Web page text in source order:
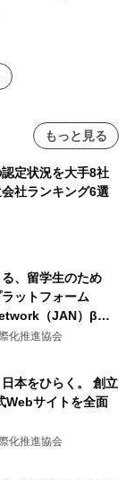
ャンペーンを開
」の 特別プログ
ーチャーしたアニ
もっと見る
定状況を大手8社
社ランキング6選
、留学生のため
ットフォーム
（JAN）β版
化推進協会
本をひらく。 創立
Webサイトを全面
化推進協会